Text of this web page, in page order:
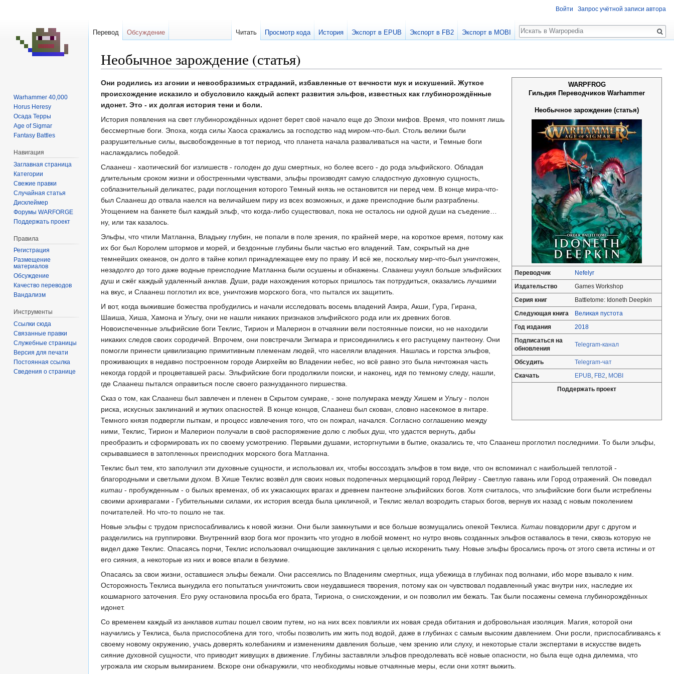
Необычное зарождение (статья)
Перейти
к
навигации
Перейти
к
поиску
WARPFROG
Гильдия Переводчиков Warhammer
Необычное зарождение (статья)
Переводчик
Nefelyr
Издательство
Games Workshop
Серия книг
Battletome: Idoneth Deepkin
Следующая книга
Великая пустота
Год издания
2018
Подписаться на
обновления
Telegram-канал
Обсудить
Telegram-чат
Скачать
EPUB, FB2, MOBI
Поддержать проект
Они родились из агонии и невообразимых страданий, избавленные от вечности мук и искушений. Жуткое
происхождение исказило и обусловило каждый аспект развития эльфов, известных как глубинорождённые
идонет. Это - их долгая история тени и боли.
История появления на свет глубинорождённых идонет берет своё начало еще до Эпохи мифов. Время, что помнят лишь
бессмертные боги. Эпоха, когда силы Хаоса сражались за господство над миром-что-был. Столь велики были
разрушительные силы, высвобожденные в тот период, что планета начала разваливаться на части, и Темные боги
наслаждались победой.
Слаанеш - хаотический бог излишеств - голоден до душ смертных, но более всего - до рода эльфийского. Обладая
длительным сроком жизни и обостренными чувствами, эльфы производят самую сладостную духовную сущность,
соблазнительный деликатес, ради поглощения которого Темный князь не остановится ни перед чем. В конце мира-что-
был Слаанеш до отвала наелся на величайшем пиру из всех возможных, и даже преисподние были разграблены.
Угощением на банкете был каждый эльф, что когда-либо существовал, пока не осталось ни одной души на съедение…
ну, или так казалось.
Эльфы, что чтили Матланна, Владыку глубин, не попали в поле зрения, по крайней мере, на короткое время, потому как
их бог был Королем штормов и морей, и бездонные глубины были частью его владений. Там, сокрытый на дне
темнейших океанов, он долго в тайне копил принадлежащее ему по праву. И всё же, поскольку мир-что-был уничтожен,
незадолго до того даже водные преисподние Матланна были осушены и обнажены. Слаанеш учуял больше эльфийских
душ и сжёг каждый удаленный анклав. Души, ради нахождения которых пришлось так потрудиться, оказались лучшими
на вкус, и Слаанеш поглотил их все, уничтожив морского бога, что пытался их защитить.
И вот, когда выжившие божества пробудились и начали исследовать восемь владений Азира, Акши, Гура, Гирана,
Шаиша, Хиша, Хамона и Ульгу, они не нашли никаких признаков эльфийского рода или их древних богов.
Новоиспеченные эльфийские боги Теклис, Тирион и Малерион в отчаянии вели постоянные поиски, но не находили
никаких следов своих сородичей. Впрочем, они повстречали Зигмара и присоединились к его растущему пантеону. Они
помогли принести цивилизацию примитивным племенам людей, что населяли владения. Нашлась и горстка эльфов,
проживающих в недавно построенном городе Азирхейм во Владении небес, но всё равно это была ничтожная часть
некогда гордой и процветавшей расы. Эльфийские боги продолжили поиски, и наконец, идя по темному следу, нашли,
где Слаанеш пытался оправиться после своего разнузданного пиршества.
Сказ о том, как Слаанеш был завлечен и пленен в Скрытом сумраке, - зоне полумрака между Хишем и Ульгу - полон
риска, искусных заклинаний и жутких опасностей. В конце концов, Слаанеш был скован, словно насекомое в янтаре.
Темного князя подвергли пыткам, и процесс извлечения того, что он пожрал, начался. Согласно соглашению между
ними, Теклис, Тирион и Малерион получали в своё распоряжение долю с любых душ, что удастся вернуть, дабы
преобразить и сформировать их по своему усмотрению. Первыми душами, исторгнутыми в бытие, оказались те, что Слаанеш проглотил последними. То были эльфы,
скрывавшиеся в затопленных преисподних морского бога Матланна.
Теклис был тем, кто заполучил эти духовные сущности, и использовал их, чтобы воссоздать эльфов в том виде, что он вспоминал с наибольшей теплотой -
благородными и светлыми духом. В Хише Теклис возвёл для своих новых подопечных мерцающий город Лейриу - Светлую гавань или Город отражений. Он поведал
китаи - пробужденным - о былых временах, об их ужасающих врагах и древнем пантеоне эльфийских богов. Хотя считалось, что эльфийские боги были истреблены
своими архиврагами - Губительными силами, их история всегда была цикличной, и Теклис желал возродить старых богов, вернув их назад с новым поколением
почитателей. Но что-то пошло не так.
Новые эльфы с трудом приспосабливались к новой жизни. Они были замкнутыми и все больше возмущались опекой Теклиса. Китаи повздорили друг с другом и
разделились на группировки. Внутренний взор бога мог пронзить что угодно в любой момент, но нутро вновь созданных эльфов оставалось в тени, сквозь которую не
видел даже Теклис. Опасаясь порчи, Теклис использовал очищающие заклинания с целью искоренить тьму. Новые эльфы бросались прочь от этого света истины и от
его сияния, а некоторые из них и вовсе впали в безумие.
Опасаясь за свои жизни, оставшиеся эльфы бежали. Они рассеялись по Владениям смертных, ища убежища в глубинах под волнами, ибо море взывало к ним.
Осторожность Теклиса вынудила его попытаться уничтожить свои неудавшиеся творения, потому как он чувствовал подавленный ужас внутри них, наследие их
кошмарного заточения. Его руку остановила просьба его брата, Тириона, о снисхождении, и он позволил им бежать. Так были посажены семена глубинорождённых
идонет.
Со временем каждый из анклавов китаи пошел своим путем, но на них всех повлияли их новая среда обитания и добровольная изоляция. Магия, которой они
научились у Теклиса, была приспособлена для того, чтобы позволить им жить под водой, даже в глубинах с самым высоким давлением. Они росли, приспосабливаясь к
своему новому окружению, учась доверять колебаниям и изменениям давления больше, чем зрению или слуху, и некоторые стали экспертами в искусстве видеть
сияние духовной сущности, что приводит живущих в движение. Глубины заставляли эльфов преодолевать всё новые опасности, но была еще одна дилемма, что
угрожала им скорым вымиранием. Вскоре они обнаружили, что необходимы новые отчаянные меры, если они хотят выжить.
Войти Запрос учётной записи автора
Перевод Обсуждение Читать Просмотр кода История Экспорт в EPUB Экспорт в FB2 Экспорт в MOBI
Поиск
Warhammer 40,000
Horus Heresy
Осада Терры
Age of Sigmar
Fantasy Battles
Навигация
Заглавная страница
Категории
Свежие правки
Случайная статья
Дисклеймер
Форумы WARFORGE
Поддержать проект
Правила
Регистрация
Размещение
материалов
Обсуждение
Качество переводов
Вандализм
Инструменты
Ссылки сюда
Связанные правки
Служебные страницы
Версия для печати
Постоянная ссылка
Сведения о странице